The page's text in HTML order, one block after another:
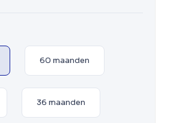
60 maanden
36 maanden